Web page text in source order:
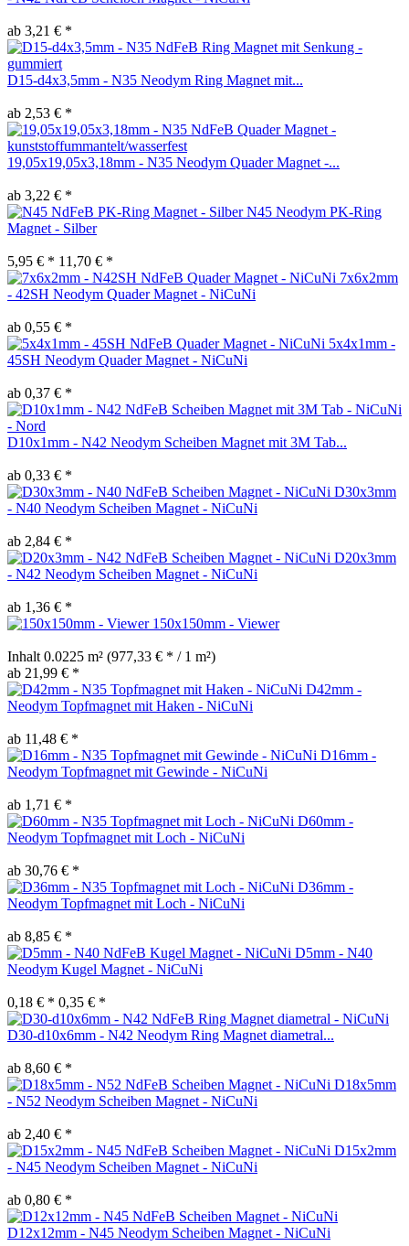
ab 3,21 € *
D15-d4x3,5mm - N35 Neodym Ring Magnet mit...
ab 2,53 € *
19,05x19,05x3,18mm - N35 Neodym Quader Magnet -...
ab 3,22 € *
N45 Neodym PK-Ring
Magnet - Silber
5,95 € * 11,70 € *
7x6x2mm
- 42SH Neodym Quader Magnet - NiCuNi
ab 0,55 € *
5x4x1mm -
45SH Neodym Quader Magnet - NiCuNi
ab 0,37 € *
D10x1mm - N42 Neodym Scheiben Magnet mit 3M Tab...
ab 0,33 € *
D30x3mm
- N40 Neodym Scheiben Magnet - NiCuNi
ab 2,84 € *
D20x3mm
- N42 Neodym Scheiben Magnet - NiCuNi
ab 1,36 € *
150x150mm - Viewer
Inhalt 0.0225 m² (977,33 € * / 1 m²)
ab 21,99 € *
D42mm -
Neodym Topfmagnet mit Haken - NiCuNi
ab 11,48 € *
D16mm -
Neodym Topfmagnet mit Gewinde - NiCuNi
ab 1,71 € *
D60mm -
Neodym Topfmagnet mit Loch - NiCuNi
ab 30,76 € *
D36mm -
Neodym Topfmagnet mit Loch - NiCuNi
ab 8,85 € *
D5mm - N40
Neodym Kugel Magnet - NiCuNi
0,18 € * 0,35 € *
D30-d10x6mm - N42 Neodym Ring Magnet diametral...
ab 8,60 € *
D18x5mm
- N52 Neodym Scheiben Magnet - NiCuNi
ab 2,40 € *
D15x2mm
- N45 Neodym Scheiben Magnet - NiCuNi
ab 0,80 € *
D12x12mm - N45 Neodym Scheiben Magnet - NiCuNi